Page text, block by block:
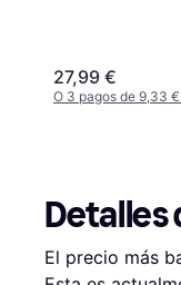
27,99 €
O 3 pagos de 9,33 €
Detalles
El precio más